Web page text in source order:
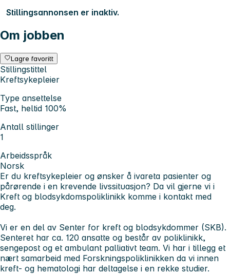
Stillingsannonsen er inaktiv.
Om jobben
Lagre favoritt
Stillingstittel
Kreftsykepleier
Type ansettelse
Fast, heltid 100%
Antall stillinger
1
Arbeidsspråk
Norsk
Er du kreftsykepleier og ønsker å ivareta pasienter og
pårørende i en krevende livssituasjon? Da vil gjerne vi i
Kreft og blodsykdomspoliklinikk komme i kontakt med
deg.
Vi er en del av Senter for kreft og blodsykdommer (SKB).
Senteret har ca. 120 ansatte og består av poliklinikk,
sengepost og et ambulant palliativt team. Vi har i tillegg et
nært samarbeid med Forskningspoliklinikken da vi innen
kreft- og hematologi har deltagelse i en rekke studier.